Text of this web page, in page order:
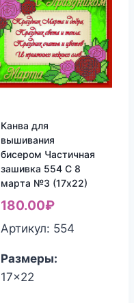
Канва для
вышивания
бисером Частичная
зашивка 554 С 8
марта №3 (17х22)
180.00₽
Артикул: 554
Размеры:
17x22